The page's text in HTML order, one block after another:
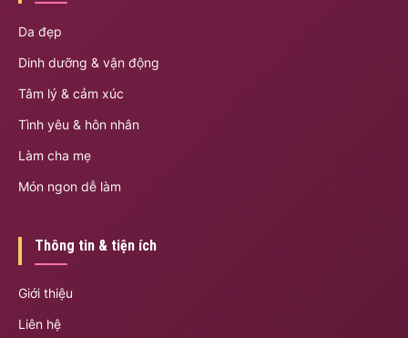
Da đẹp
Dinh dưỡng & vận động
Tâm lý & cảm xúc
Tình yêu & hôn nhân
Làm cha mẹ
Món ngon dễ làm
Thông tin & tiện ích
Giới thiệu
Liên hệ